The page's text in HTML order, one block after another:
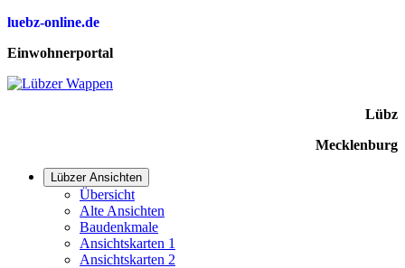
luebz-online.de
Einwohnerportal
Lübz
Mecklenburg
Lübzer Ansichten
Übersicht
Alte Ansichten
Baudenkmale
Ansichtskarten 1
Ansichtskarten 2